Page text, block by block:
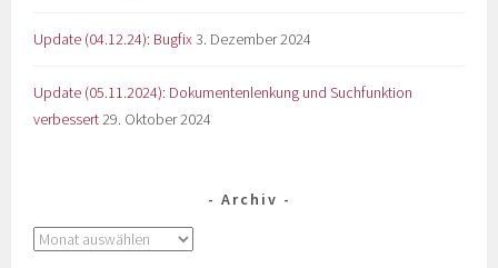
Update (04.12.24): Bugfix3. Dezember 2024
Update (05.11.2024): Dokumentenlenkung und Suchfunktion
verbessert29. Oktober 2024
Archiv